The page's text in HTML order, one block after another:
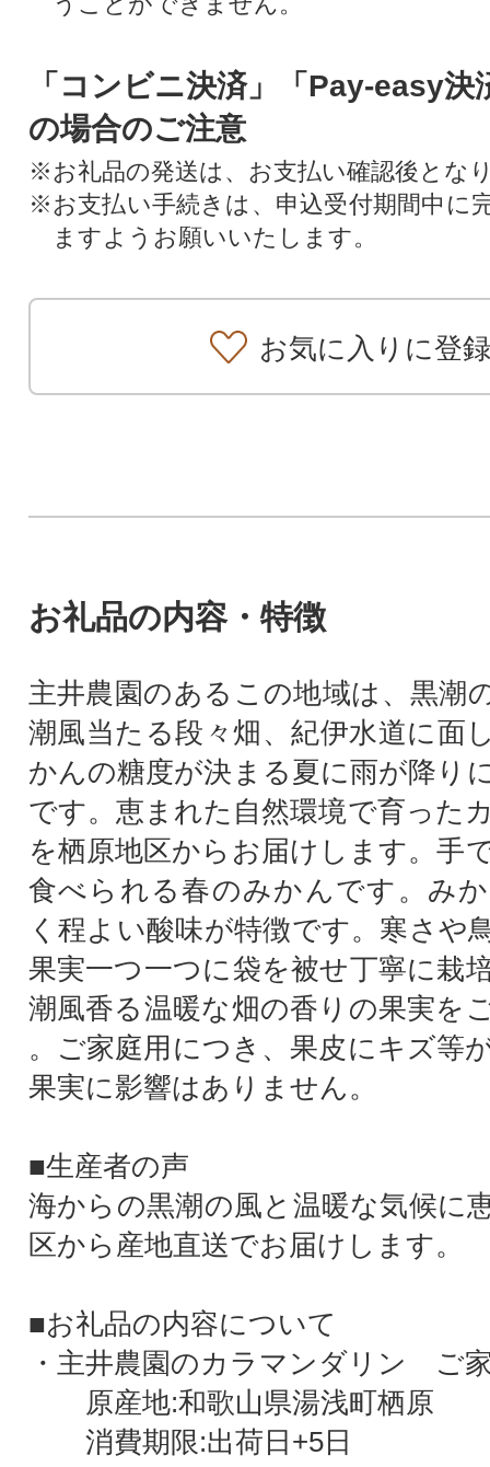
「コンビニ決済」「Pay-easy決
の場合のご注意
※お礼品の発送は、お支払い確認後とな
※お支払い手続きは、申込受付期間中に
ますようお願いいたします。
お気に入りに登録
お礼品の内容・特徴
主井農園のあるこの地域は、黒潮
潮風当たる段々畑、紀伊水道に面
かんの糖度が決まる夏に雨が降り
です。恵まれた自然環境で育った
を栖原地区からお届けします。手
食べられる春のみかんです。み
く程よい酸味が特徴です。寒さや
果実一つ一つに袋を被せ丁寧に栽
潮風香る温暖な畑の香りの果実を
。ご家庭用につき、果皮にキズ等
果実に影響はありません。
■生産者の声
海からの黒潮の風と温暖な気候に
区から産地直送でお届けします。
■お礼品の内容について
・主井農園のカラマンダリン ご
原産地:和歌山県湯浅町栖原
消費期限:出荷日+5日